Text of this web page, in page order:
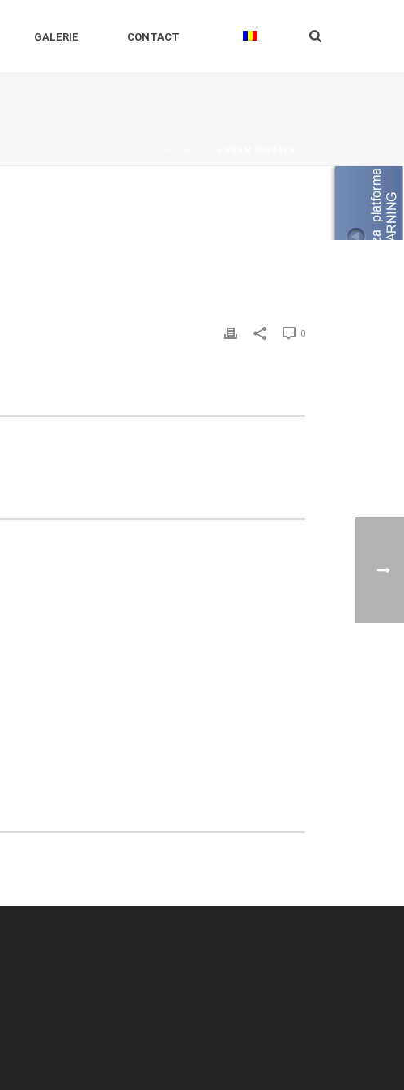
GALERIE CONTACT
0